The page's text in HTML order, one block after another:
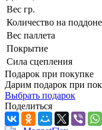
Вес гр.
Количество на
Вес паллета
Покрытие
Сила сцепления
Подарок при покупке
Дарим подарок при
Выбрать подарок
Поделиться